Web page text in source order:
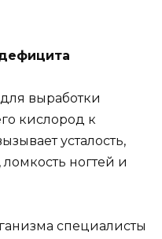
выработки
кислород к
усталость,
ногтей и
специалисты